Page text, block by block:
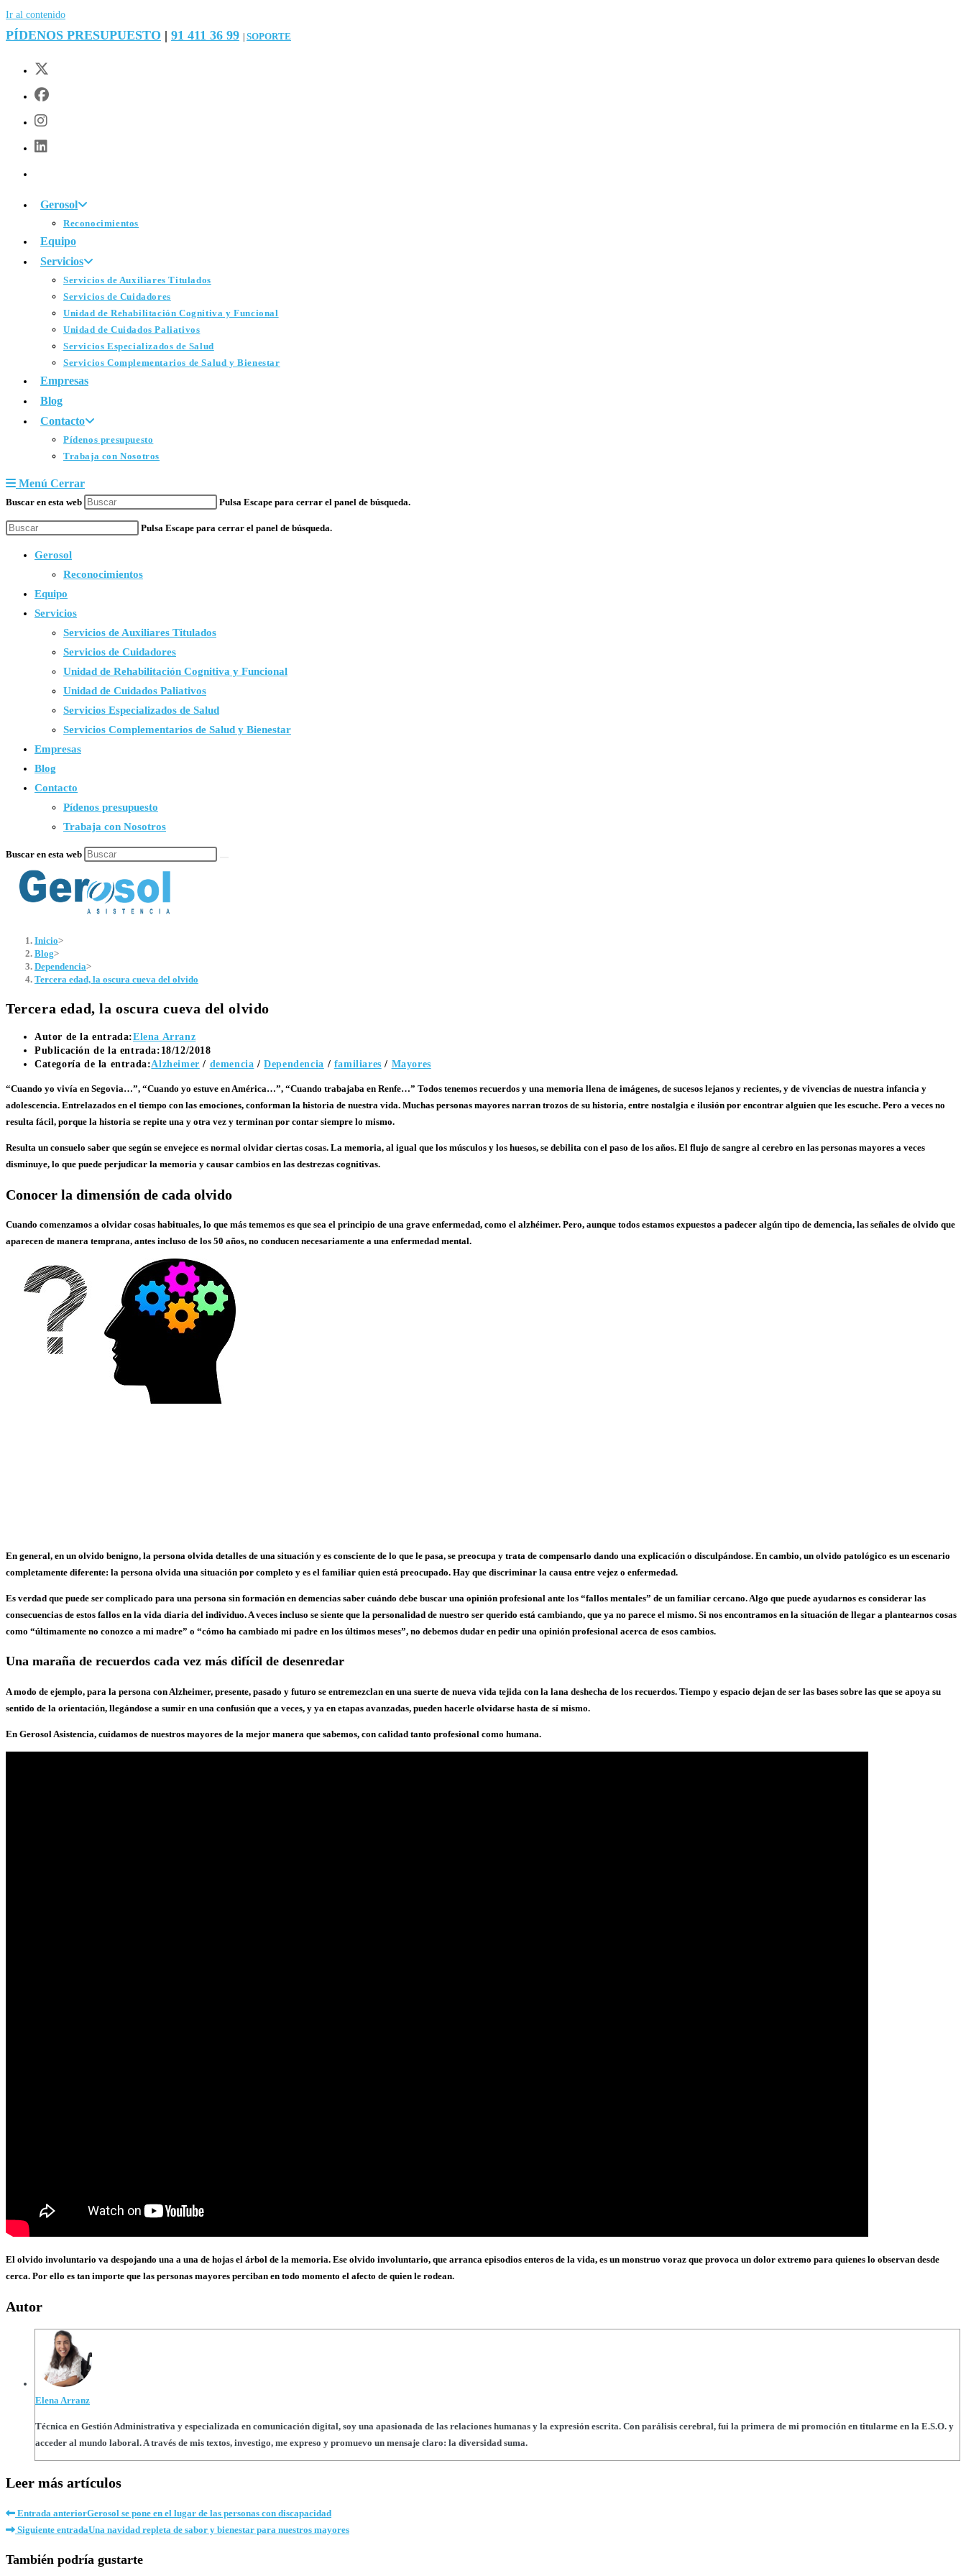
Ir al contenido
PÍDENOS PRESUPUESTO | 91 411 36 99 SOPORTE
Gerosol
Reconocimientos
Equipo
Servicios
Servicios de Auxiliares Titulados
Servicios de Cuidadores
Unidad de Rehabilitación Cognitiva y Funcional
Unidad de Cuidados Paliativos
Servicios Especializados de Salud
Servicios Complementarios de Salud y Bienestar
Empresas
Blog
Contacto
Pídenos presupuesto
Trabaja con Nosotros
Menú Cerrar
Buscar en esta web Pulsa Escape para cerrar el panel de búsqueda.
Pulsa Escape para cerrar el panel de búsqueda.
Gerosol
Reconocimientos
Equipo
Servicios
Servicios de Auxiliares Titulados
Servicios de Cuidadores
Unidad de Rehabilitación Cognitiva y Funcional
Unidad de Cuidados Paliativos
Servicios Especializados de Salud
Servicios Complementarios de Salud y Bienestar
Empresas
Blog
Contacto
Pídenos presupuesto
Trabaja con Nosotros
Buscar en esta web
Inicio>
Blog>
Dependencia>
Tercera edad, la oscura cueva del olvido
Tercera edad, la oscura cueva del olvido
Autor de la entrada:Elena Arranz
Publicación de la entrada: 18/12/2018
Categoría de la entrada:Alzheimer / demencia / Dependencia / familiares / Mayores
“Cuando yo vivía en Segovia…”, “Cuando yo estuve en América…”, “Cuando trabajaba en Renfe…” Todos tenemos recuerdos y una memoria llena de imágenes, de sucesos lejanos y recientes, y de vivencias de nuestra infancia y
adolescencia. Entrelazados en el tiempo con las emociones, conforman la historia de nuestra vida. Muchas personas mayores narran trozos de su historia, entre nostalgia e ilusión por encontrar alguien que les escuche. Pero a veces no
resulta fácil, porque la historia se repite una y otra vez y terminan por contar siempre lo mismo.
Resulta un consuelo saber que según se envejece es normal olvidar ciertas cosas. La memoria, al igual que los músculos y los huesos, se debilita con el paso de los años. El flujo de sangre al cerebro en las personas mayores a veces
disminuye, lo que puede perjudicar la memoria y causar cambios en las destrezas cognitivas.
Conocer la dimensión de cada olvido
Cuando comenzamos a olvidar cosas habituales, lo que más tememos es que sea el principio de una grave enfermedad, como el alzhéimer. Pero, aunque todos estamos expuestos a padecer algún tipo de demencia, las señales de olvido que
aparecen de manera temprana, antes incluso de los 50 años, no conducen necesariamente a una enfermedad mental.
En general, en un olvido benigno, la persona olvida detalles de una situación y es consciente de lo que le pasa, se preocupa y trata de compensarlo dando una explicación o disculpándose. En cambio, un olvido patológico es un escenario
completamente diferente: la persona olvida una situación por completo y es el familiar quien está preocupado. Hay que discriminar la causa entre vejez o enfermedad.
Es verdad que puede ser complicado para una persona sin formación en demencias saber cuándo debe buscar una opinión profesional ante los “fallos mentales” de un familiar cercano. Algo que puede ayudarnos es considerar las
consecuencias de estos fallos en la vida diaria del individuo. A veces incluso se siente que la personalidad de nuestro ser querido está cambiando, que ya no parece el mismo. Si nos encontramos en la situación de llegar a plantearnos cosas
como “últimamente no conozco a mi madre” o “cómo ha cambiado mi padre en los últimos meses”, no debemos dudar en pedir una opinión profesional acerca de esos cambios.
Una maraña de recuerdos cada vez más difícil de desenredar
A modo de ejemplo, para la persona con Alzheimer, presente, pasado y futuro se entremezclan en una suerte de nueva vida tejida con la lana deshecha de los recuerdos. Tiempo y espacio dejan de ser las bases sobre las que se apoya su
sentido de la orientación, llegándose a sumir en una confusión que a veces, y ya en etapas avanzadas, pueden hacerle olvidarse hasta de sí mismo.
En Gerosol Asistencia, cuidamos de nuestros mayores de la mejor manera que sabemos, con calidad tanto profesional como humana.
El olvido involuntario va despojando una a una de hojas el árbol de la memoria. Ese olvido involuntario, que arranca episodios enteros de la vida, es un monstruo voraz que provoca un dolor extremo para quienes lo observan desde
cerca. Por ello es tan importe que las personas mayores perciban en todo momento el afecto de quien le rodean.
Autor
Elena Arranz
Técnica en Gestión Administrativa y especializada en comunicación digital, soy una apasionada de las relaciones humanas y la expresión escrita. Con parálisis cerebral, fui la primera de mi promoción en titularme en la E.S.O. y
acceder al mundo laboral. A través de mis textos, investigo, me expreso y promuevo un mensaje claro: la diversidad suma.
Leer más artículos
Entrada anteriorGerosol se pone en el lugar de las personas con discapacidad
Siguiente entradaUna navidad repleta de sabor y bienestar para nuestros mayores
También podría gustarte